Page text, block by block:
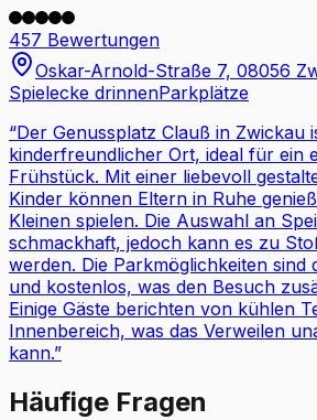
457 Bewertungen
Oskar-Arnold-Straße 7, 08056
Spielecke drinnenParkplätze
“Der Genussplatz Clauß in Zwickau
kinderfreundlicher Ort, ideal für ein
Frühstück. Mit einer liebevoll
Kinder können Eltern in Ruhe
Kleinen spielen. Die Auswahl an
schmackhaft, jedoch kann es zu
werden. Die Parkmöglichkeiten
und kostenlos, was den Besuch
Einige Gäste berichten von kühlen
Innenbereich, was das Verweilen
kann.”
Häufige Fragen